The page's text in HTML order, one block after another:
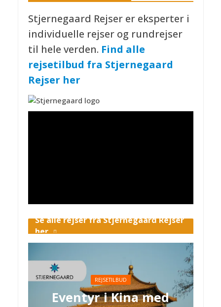
Stjernegaard Rejser er eksperter i
individuelle rejser og rundrejser
til hele verden. Find alle
rejsetilbud fra Stjernegaard
Rejser her
Se alle rejser fra Stjernegaard Rejser
her
REJSETILBUD
Eventyr i Kina med